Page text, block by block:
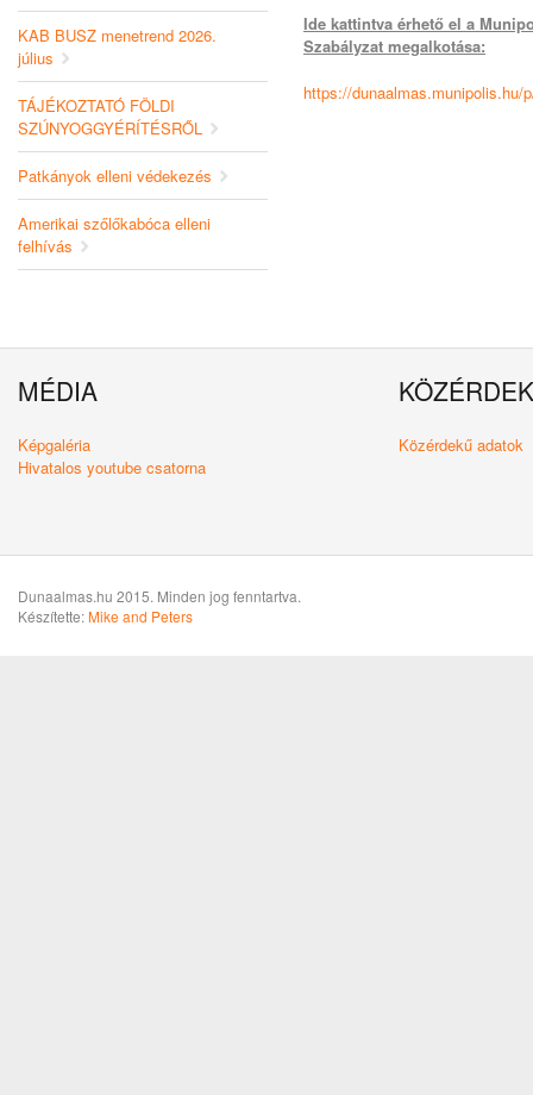
KAB BUSZ menetrend 2026.
július
TÁJÉKOZTATÓ FÖLDI
SZÚNYOGGYÉRÍTÉSRŐL
Patkányok elleni védekezés
Amerikai szőlőkabóca elleni
felhívás
Ide kattintva érhető el a
Szabályzat megalkotása:
https://dunaalmas.munipolis.hu/
MÉDIA
Képgaléria
Hivatalos youtube csatorna
Közérdekű adatok
Dunaalmas.hu 2015. Minden jog fenntartva.
Készítette:Mike and Peters